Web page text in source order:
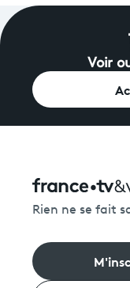
Voir
Rien ne se fait